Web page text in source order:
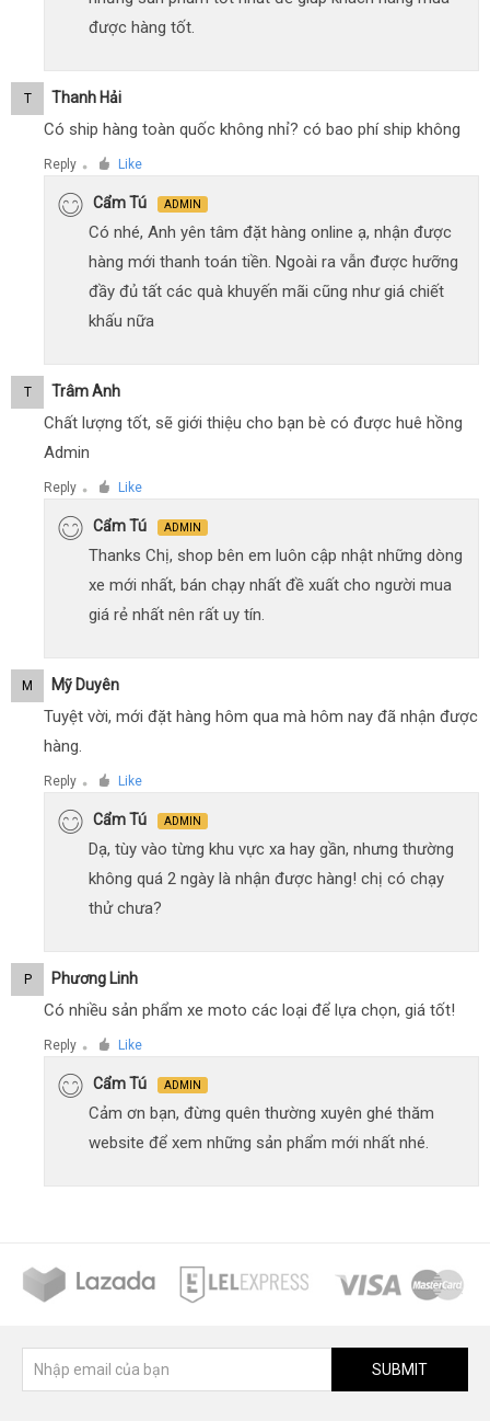
được hàng tốt.
T Thanh Hải
Có ship hàng toàn quốc không nhỉ? có bao phí ship không
Reply ● Like
Cẩm Tú ADMIN
Có nhé, Anh yên tâm đặt hàng online ạ, nhận được
hàng mới thanh toán tiền. Ngoài ra vẫn được hưỡng
đầy đủ tất các quà khuyến mãi cũng như giá chiết
khấu nữa
T Trâm Anh
Chất lượng tốt, sẽ giới thiệu cho bạn bè có được huê hồng
Admin
Reply ● Like
Cẩm Tú ADMIN
Thanks Chị, shop bên em luôn cập nhật những dòng
xe mới nhất, bán chạy nhất đề xuất cho người mua
giá rẻ nhất nên rất uy tín.
M Mỹ Duyên
Tuyệt vời, mới đặt hàng hôm qua mà hôm nay đã nhận được
hàng.
Reply ● Like
Cẩm Tú ADMIN
Dạ, tùy vào từng khu vực xa hay gần, nhưng thường
không quá 2 ngày là nhận được hàng! chị có chạy
thử chưa?
P Phương Linh
Có nhiều sản phẩm xe moto các loại để lựa chọn, giá tốt!
Reply ● Like
Cẩm Tú ADMIN
Cảm ơn bạn, đừng quên thường xuyên ghé thăm
website để xem những sản phẩm mới nhất nhé.
SUBMIT